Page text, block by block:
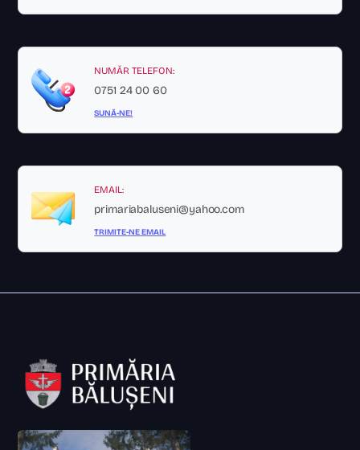
NUMĂR TELEFON:
0751 24 00 60
SUNĂ-NE!
EMAIL:
primariabaluseni@yahoo.com
TRIMITE-NE EMAIL